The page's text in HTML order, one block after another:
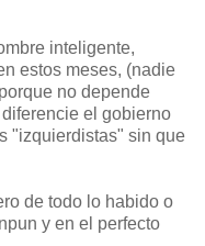
inteligente,
estos meses, (nadie
no depende
el gobierno
"izquierdistas" sin que
de todo lo habido o
y en el perfecto